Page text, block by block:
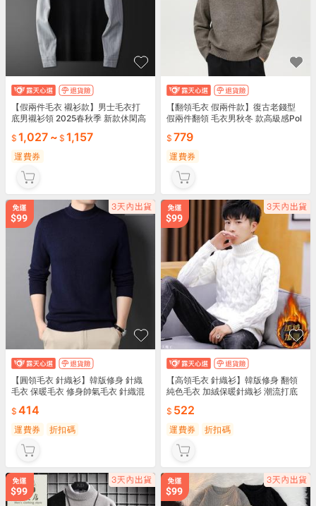
【假兩件毛衣 襯衫款】男士毛衣打
底男襯衫領 2025春秋季 新款休閑高
穿搭送禮首選
1,027 ~ 1,157
運費券
【翻領毛衣 假兩件款】復古老錢型
假兩件翻領 毛衣男秋冬 款高級感Pol
日必備商務通勤送禮首選
779
運費券
【圓領毛衣 針織衫】韓版修身 針織
毛衣 保暖毛衣 修身帥氣毛衣 針織混
修身剪裁 保暖舒適 百搭款式 秋冬穿
搭 日常通勤 🧶🍂
414
運費券 折扣碼
【高領毛衣 針織衫】韓版修身 翻領
純色毛衣 加絨保暖針織衫 潮流打底
翻領設計 純色簡約 加絨保暖 冬季內
搭 修身帥氣 質感保暖 🧶❄️
522
運費券 折扣碼